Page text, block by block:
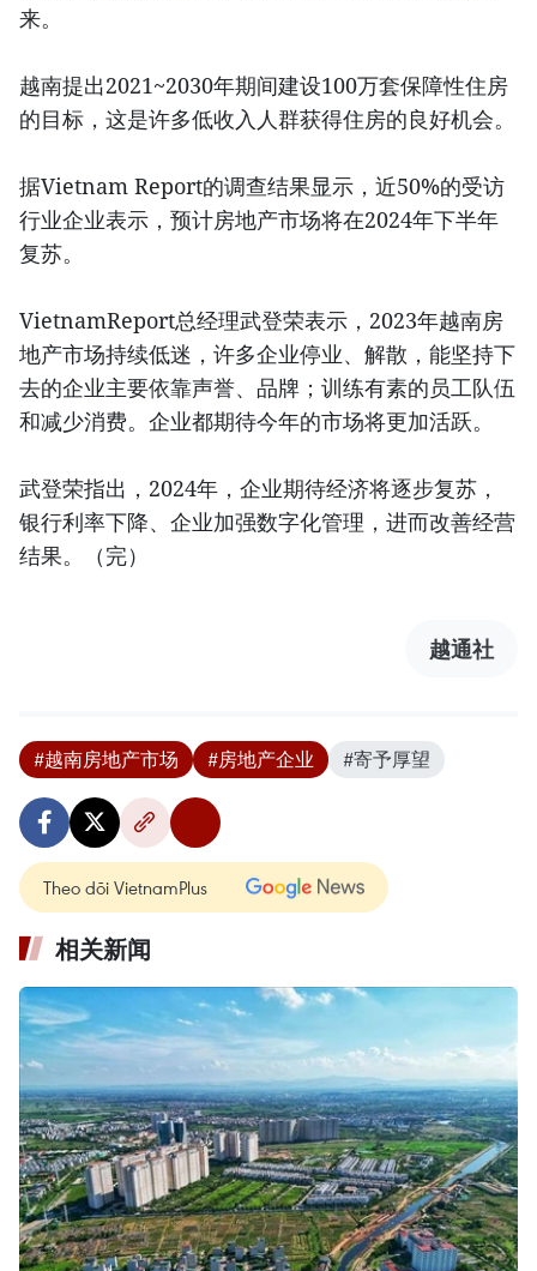
来。
越南提出2021~2030年期间建设100万套保障性住房
的目标，这是许多低收入人群获得住房的良好机会。
据Vietnam Report的调查结果显示，近50%的受访
行业企业表示，预计房地产市场将在2024年下半年
复苏。
VietnamReport总经理武登荣表示，2023年越南房
地产市场持续低迷，许多企业停业、解散，能坚持下
去的企业主要依靠声誉、品牌；训练有素的员工队伍
和减少消费。企业都期待今年的市场将更加活跃。
武登荣指出，2024年，企业期待经济将逐步复苏，
银行利率下降、企业加强数字化管理，进而改善经营
结果。（完）
越通社
#越南房地产市场 #房地产企业 #寄予厚望
Theo dõi VietnamPlus
相关新闻